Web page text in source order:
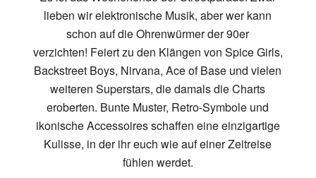
lieben wir elektronische Musik, aber wer kann
schon auf die Ohrenwürmer der 90er
verzichten! Feiert zu den Klängen von Spice Girls,
Backstreet Boys, Nirvana, Ace of Base und vielen
weiteren Superstars, die damals die Charts
eroberten. Bunte Muster, Retro-Symbole und
ikonische Accessoires schaffen eine einzigartige
Kulisse, in der ihr euch wie auf einer Zeitreise
fühlen werdet.